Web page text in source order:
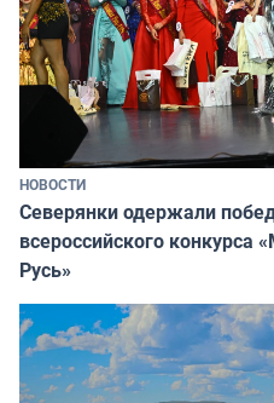
НОВОСТИ
Северянки одержали
всероссийского конкурса
Русь»